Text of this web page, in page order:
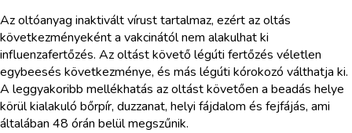
Az oltóanyag inaktivált vírust tartalmaz, ezért az oltás
következményeként a vakcinától nem alakulhat ki
influenzafertőzés. Az oltást követő légúti fertőzés véletlen
egybeesés következménye, és más légúti kórokozó válthatja ki.
A leggyakoribb mellékhatás az oltást követően a beadás helye
körül kialakuló bőrpír, duzzanat, helyi fájdalom és fejfájás, ami
általában 48 órán belül megszűnik.